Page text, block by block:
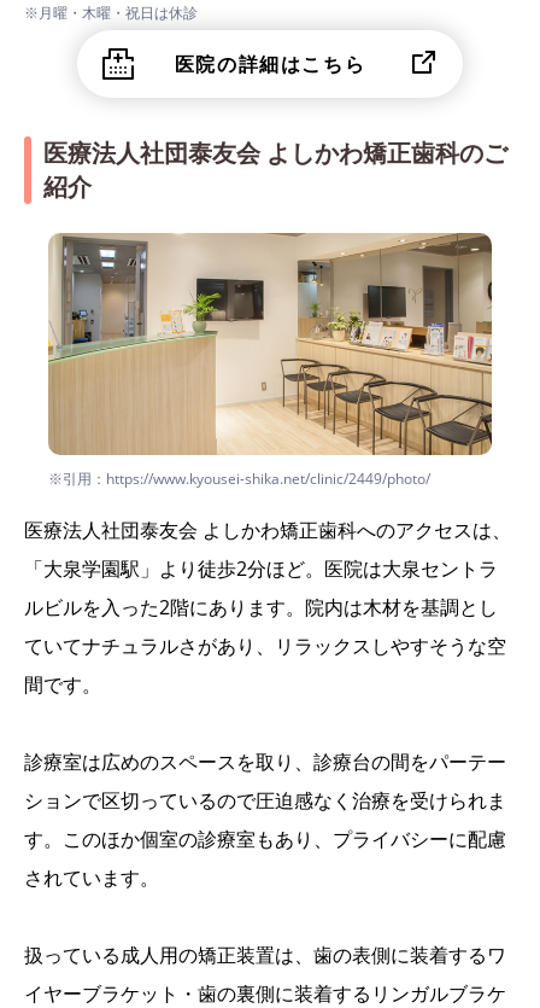
※月曜・木曜・祝日は休診
医院の詳細はこちら
医療法人社団泰友会 よしかわ矯正歯科のご
紹介
※引用：https://www.kyousei-shika.net/clinic/2449/photo/
医療法人社団泰友会 よしかわ矯正歯科へのアクセスは、
「大泉学園駅」より徒歩2分ほど。医院は大泉セントラ
ルビルを入った2階にあります。院内は木材を基調とし
ていてナチュラルさがあり、リラックスしやすそうな空
間です。
診療室は広めのスペースを取り、診療台の間をパーテー
ションで区切っているので圧迫感なく治療を受けられま
す。このほか個室の診療室もあり、プライバシーに配慮
されています。
扱っている成人用の矯正装置は、歯の表側に装着するワ
イヤーブラケット・歯の裏側に装着するリンガルブラケ